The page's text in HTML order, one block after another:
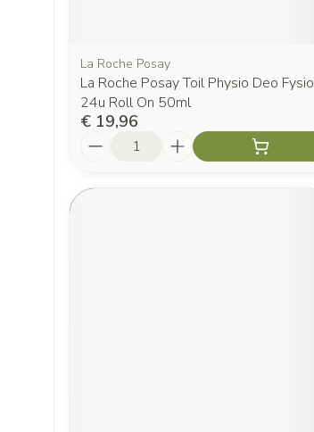
La Roche Posay
La Roche Posay Toil Physio Deo Fysio
24u Roll On 50ml
€ 19,96